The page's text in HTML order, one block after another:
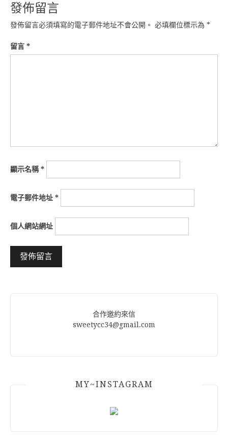
發佈留言
發佈留言必須填寫的電子郵件地址不會公開。 必填欄位標示為 *
留言 *
顯示名稱*
電子郵件地址 *
個人網站網址
合作邀約來信
sweetycc34@gmail.com
MY~INSTAGRAM